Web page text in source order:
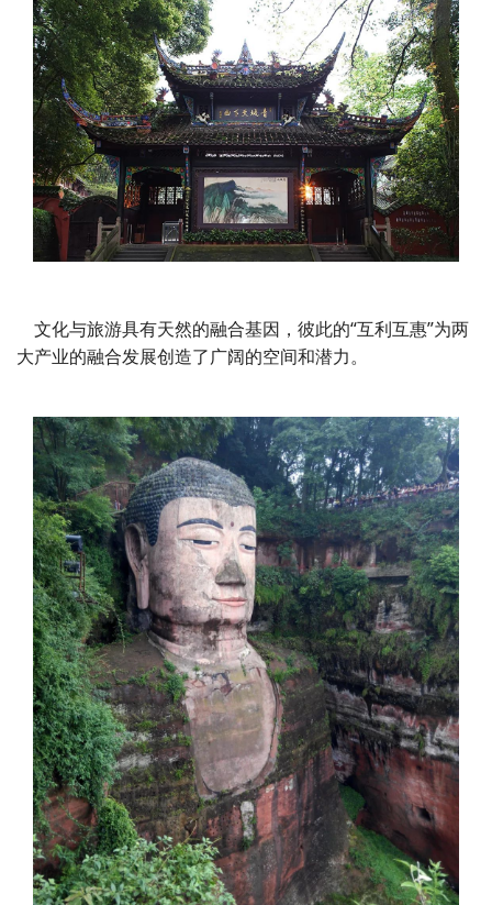
文化与旅游具有天然的融合基因，彼此的“互利互惠”为两
大产业的融合发展创造了广阔的空间和潜力。